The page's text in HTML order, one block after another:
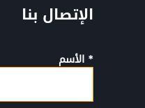
الإتصال بنا
* الأسم